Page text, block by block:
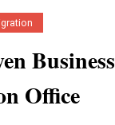
Business
Office